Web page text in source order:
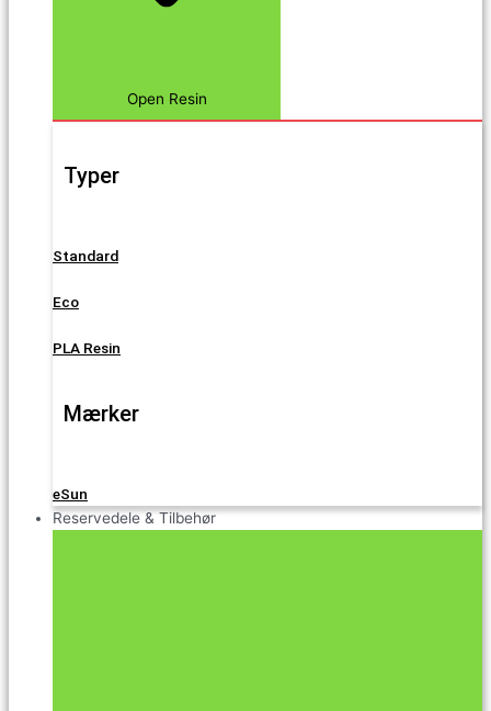
Open Resin
Typer
Standard
Eco
PLA Resin
Mærker
eSun
Reservedele & Tilbehør